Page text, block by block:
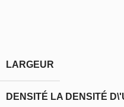
LARGEUR
DENSITÉ LA DENSITÉ